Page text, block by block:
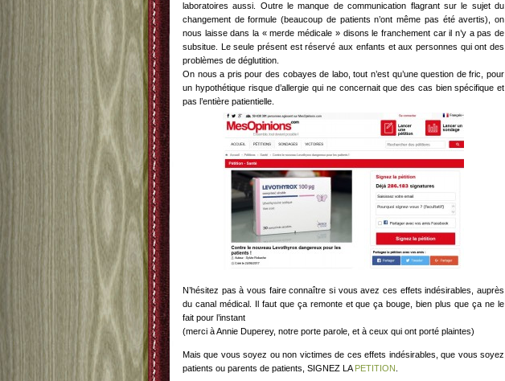
laboratoires aussi. Outre le manque de communication flagrant sur le sujet du
changement de formule (beaucoup de patients n’ont même pas été avertis), on
nous laisse dans la « merde médicale » disons le franchement car il n’y a pas de
subsitue. Le seule présent est réservé aux enfants et aux personnes qui ont des
problèmes de déglutition.
On nous a pris pour des cobayes de labo, tout n’est qu’une question de fric, pour
un hypothétique risque d’allergie qui ne concernait que des cas bien spécifique et
pas l’entière patientielle.
N’hésitez pas à vous faire connaître si vous avez ces effets indésirables, auprès
du canal médical. Il faut que ça remonte et que ça bouge, bien plus que ça ne le
fait pour l’instant
(merci à Annie Duperey, notre porte parole, et à ceux qui ont porté plaintes)
Mais que vous soyez ou non victimes de ces effets indésirables, que vous soyez
patients ou parents de patients, SIGNEZ LA PETITION